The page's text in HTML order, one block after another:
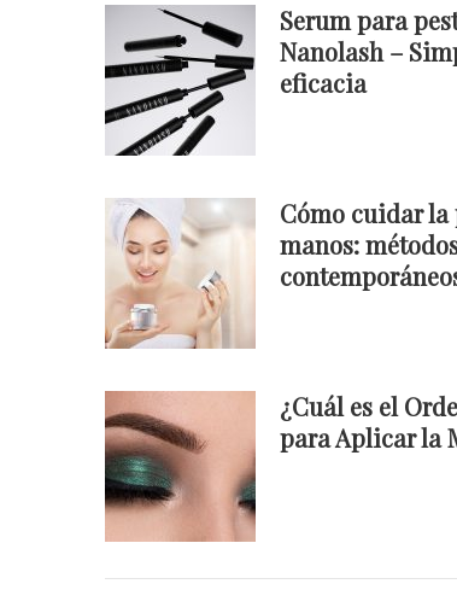
Serum para
Nanolash –
eficacia
Cómo cuidar la
manos:
¿Cuál es el
para Aplicar la